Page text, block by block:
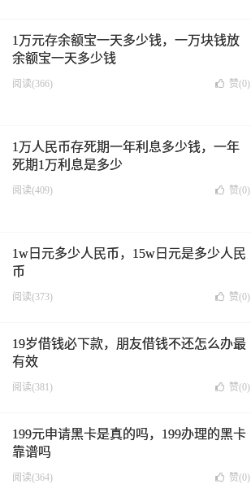
1万元存余额宝一天多少钱，一万块钱放
余额宝一天多少钱
阅读(366) 赞(0)
1万人民币存死期一年利息多少钱，一年
死期1万利息是多少
阅读(409) 赞(0)
1w日元多少人民币，15w日元是多少人民
币
阅读(373) 赞(0)
19岁借钱必下款，朋友借钱不还怎么办最
有效
阅读(381) 赞(0)
199元申请黑卡是真的吗，199办理的黑卡
靠谱吗
阅读(364) 赞(0)